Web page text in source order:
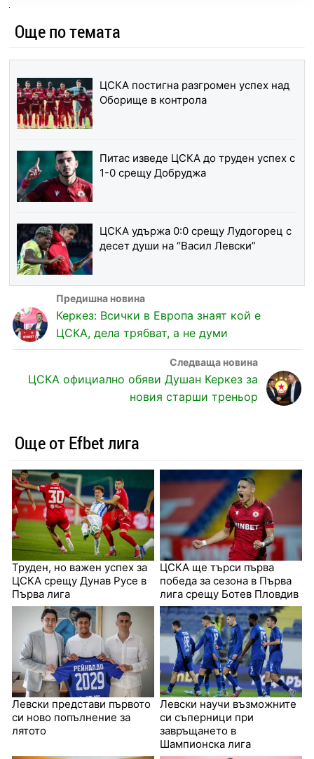
Още по темата
ЦСКА постигна разгромен успех над
Оборище в контрола
Питас изведе ЦСКА до труден успех с
1-0 срещу Добруджа
ЦСКА удържа 0:0 срещу Лудогорец с
десет души на “Васил Левски”
Керкез: Всички в Европа знаят кой е
ЦСКА, дела трябват, а не думи
ЦСКА официално обяви Душан Керкез за
новия старши треньор
Още от Efbet лига
Труден, но важен успех за
ЦСКА срещу Дунав Русе в
Първа лига
ЦСКА ще търси първа
победа за сезона в Първа
лига срещу Ботев Пловдив
Левски представи първото
си ново попълнение за
лятото
Левски научи възможните
си съперници при
завръщането в
Шампионска лига